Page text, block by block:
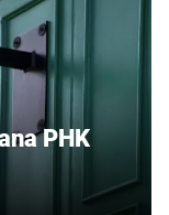
PHK